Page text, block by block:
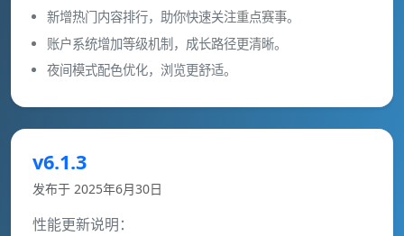
新增热门内容排行，助你快速关注重点赛事。
账户系统增加等级机制，成长路径更清晰。
夜间模式配色优化，浏览更舒适。
v6.1.3
发布于 2025年6月30日
性能更新说明：